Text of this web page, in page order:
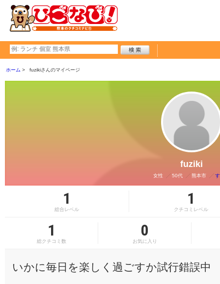
ホーム fuzikiさんのマイページ
fuziki
女性 50代 熊本市
1
総合レベル
1
クチコミレベル
1
総クチコミ数
0
お気に入り
いかに毎日を楽しく過ごすか試行錯誤中